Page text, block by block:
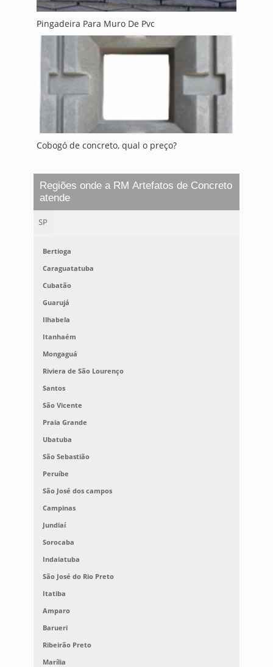
Pingadeira Para Muro De Pvc
Cobogó de concreto, qual o preço?
Regiões onde a RM Artefatos de Concreto
atende
SP
Bertioga
Caraguatatuba
Cubatão
Guarujá
Ilhabela
Itanhaém
Mongaguá
Riviera de São Lourenço
Santos
São Vicente
Praia Grande
Ubatuba
São Sebastião
Peruíbe
São José dos campos
Campinas
Jundiaí
Sorocaba
Indaiatuba
São José do Rio Preto
Itatiba
Amparo
Barueri
Ribeirão Preto
Marília